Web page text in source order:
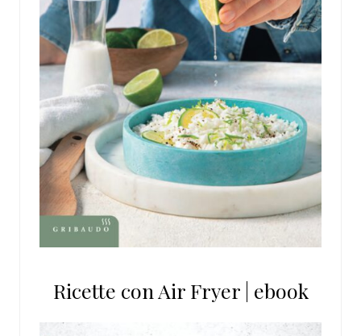
Ricette con Air Fryer | ebook